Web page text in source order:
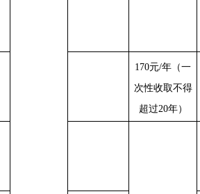
170元/年（一
次性收取不得
超过20年）